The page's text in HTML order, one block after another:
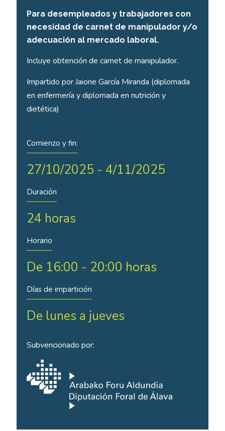
Para desempleados y trabajadores con
necesidad de carnet de manipulador y/o
adecuación al mercado laboral.
Incluye obtención de carnet de manipulador.
Impartido por Jaione García Miranda (diplomada
en enfermería y diplomada en nutrición y
dietética)
Comienzo y fin:
27/10/2025 - 4/11/2025
Duración
24 horas
Horario
De 16:00 - 20:00 horas
Días de impartición
De lunes a jueves
Subvencionado por: